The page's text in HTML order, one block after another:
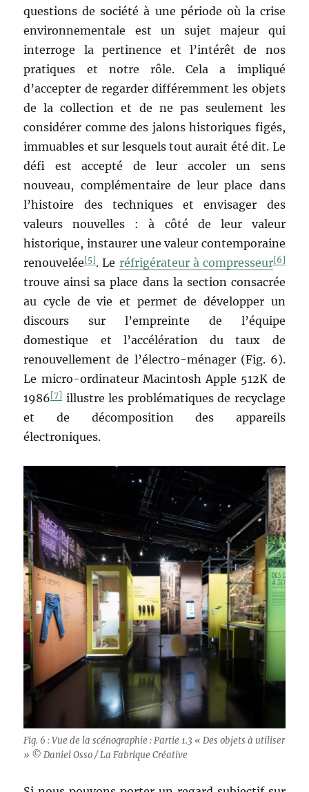
questions de société à une période où la crise
environnementale est un sujet majeur qui
interroge la pertinence et l’intérêt de nos
pratiques et notre rôle. Cela a impliqué
d’accepter de regarder différemment les objets
de la collection et de ne pas seulement les
considérer comme des jalons historiques figés,
immuables et sur lesquels tout aurait été dit. Le
défi est accepté de leur accoler un sens
nouveau, complémentaire de leur place dans
l’histoire des techniques et envisager des
valeurs nouvelles : à côté de leur valeur
historique, instaurer une valeur contemporaine
renouvelée[5]. Le réfrigérateur à compresseur[6]
trouve ainsi sa place dans la section consacrée
au cycle de vie et permet de développer un
discours sur l’empreinte de l’équipe
domestique et l’accélération du taux de
renouvellement de l’électro-ménager (Fig. 6).
Le micro-ordinateur Macintosh Apple 512K de
1986[7] illustre les problématiques de recyclage
et de décomposition des appareils
électroniques.
Fig. 6 : Vue de la scénographie : Partie 1.3 « Des objets à utiliser
» © Daniel Osso / La Fabrique Créative